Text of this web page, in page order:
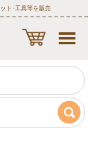
ト･工具等を販売